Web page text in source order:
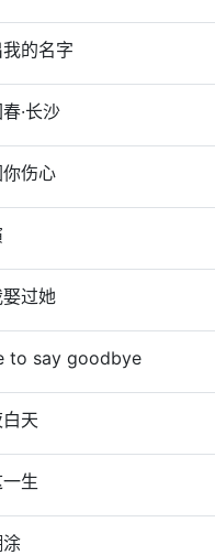
的名字
·长沙
你伤心
娶过她
to say goodbye
天
生